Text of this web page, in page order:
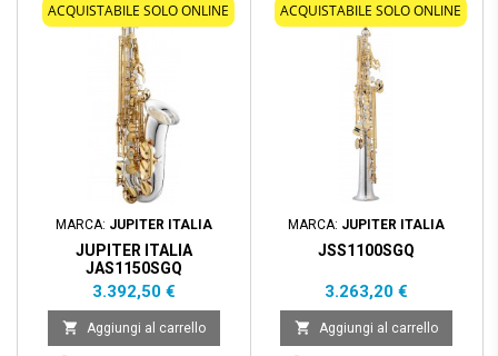
ACQUISTABILE SOLO ONLINE
MARCA: JUPITER ITALIA
JUPITER ITALIA
JAS1150SGQ
Prezzo
3.392,50 €
 Aggiungi al carrello
ACQUISTABILE SOLO ONLINE
MARCA: JUPITER ITALIA
JSS1100SGQ
Prezzo
3.263,20 €
 Aggiungi al carrello